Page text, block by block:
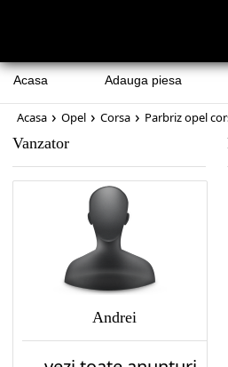
Acasa Adauga piesa
Acasa › Opel › Corsa › Parbriz opel
Vanzator
Andrei